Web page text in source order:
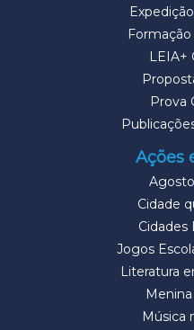
LEIA+
Prova
Ações
Cidade
Cidades
Jogos
Literatura
Música